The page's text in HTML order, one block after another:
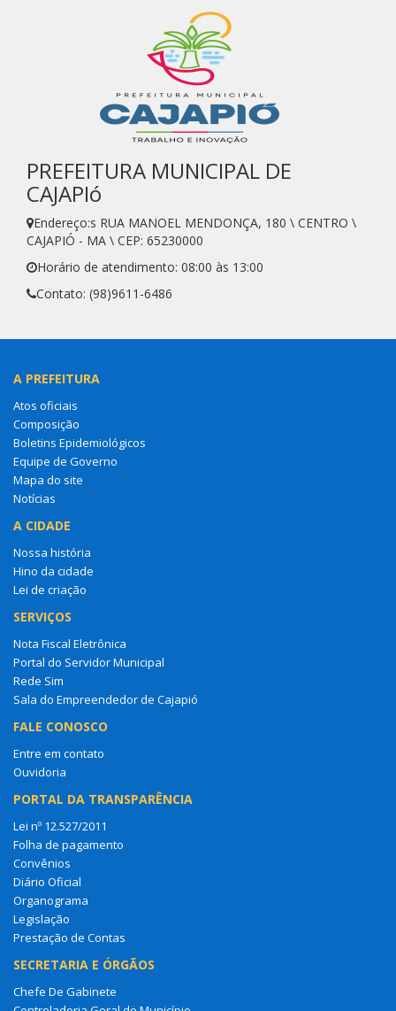
PREFEITURA MUNICIPAL DE
CAJAPIó
Endereço:s RUA MANOEL MENDONÇA, 180 \ CENTRO \
CAJAPIÓ - MA \ CEP: 65230000
Horário de atendimento: 08:00 às 13:00
Contato: (98)9611-6486
A PREFEITURA
Atos oficiais
Composição
Boletins Epidemiológicos
Equipe de Governo
Mapa do site
Notícias
A CIDADE
Nossa história
Hino da cidade
Lei de criação
SERVIÇOS
Nota Fiscal Eletrônica
Portal do Servidor Municipal
Rede Sim
Sala do Empreendedor de Cajapió
FALE CONOSCO
Entre em contato
Ouvidoria
PORTAL DA TRANSPARÊNCIA
Lei nº 12.527/2011
Folha de pagamento
Convênios
Diário Oficial
Organograma
Legislação
Prestação de Contas
SECRETARIA E ÓRGÃOS
Chefe De Gabinete